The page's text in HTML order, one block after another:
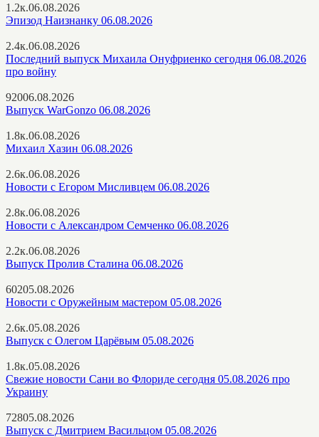
1.2к.06.08.2026
Эпизод Наизнанку 06.08.2026
2.4к.06.08.2026
Последний выпуск Михаила Онуфриенко сегодня 06.08.2026
про войну
92006.08.2026
Выпуск WarGonzo 06.08.2026
1.8к.06.08.2026
Михаил Хазин 06.08.2026
2.6к.06.08.2026
Новости с Егором Мисливцем 06.08.2026
2.8к.06.08.2026
Новости с Александром Семченко 06.08.2026
2.2к.06.08.2026
Выпуск Пролив Сталина 06.08.2026
60205.08.2026
Новости с Оружейным мастером 05.08.2026
2.6к.05.08.2026
Выпуск с Олегом Царёвым 05.08.2026
1.8к.05.08.2026
Свежие новости Сани во Флориде сегодня 05.08.2026 про
Украину
72805.08.2026
Выпуск с Дмитрием Васильцом 05.08.2026